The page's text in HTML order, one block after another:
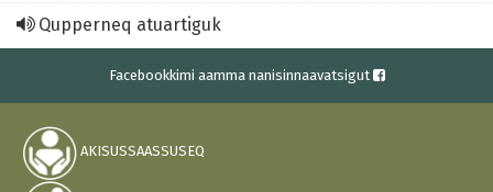
Qupperneq atuartiguk
Facebookkimi aamma nanisinnaavatsigut
AKISUSSAASSUSEQ